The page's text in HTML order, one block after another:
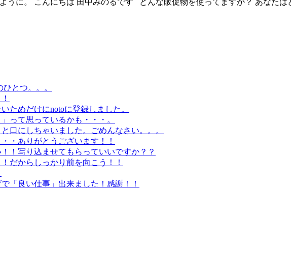
うに。 こんにちは 田中みのるです どんな販促物を使ってますか？ あなた
とつ。。。
ためだけにnotoに登録しました。
って思っているかも・・・。
口にしちゃいました。ごめんなさい。。。
・ありがとうございます！！
！写り込ませてもらっていいですか？？
だからしっかり前を向こう！！
「良い仕事」出来ました！感謝！！